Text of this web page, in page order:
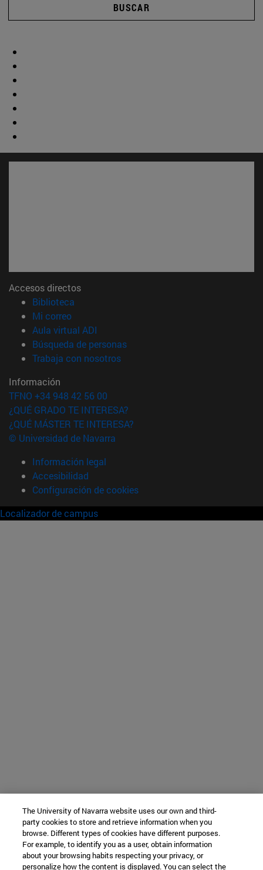
BUSCAR
Accesos directos
Biblioteca
Mi correo(abre en nueva ventana)
Aula virtual ADI
Búsqueda de personas(abre en nueva ventana)
Trabaja con nosotros(abre en nueva ventana)
Información
TFNO +34 948 42 56 00
¿QUÉ GRADO TE INTERESA?
¿QUÉ MÁSTER TE INTERESA?
© Universidad de Navarra
Información legal
Accesibilidad
Configuración de cookies
Localizador de campus
The University of Navarra website uses our own and third-
party cookies to store and retrieve information when you
browse. Different types of cookies have different purposes.
For example, to identify you as a user, obtain information
about your browsing habits respecting your privacy, or
personalize how the content is displayed. You can select the